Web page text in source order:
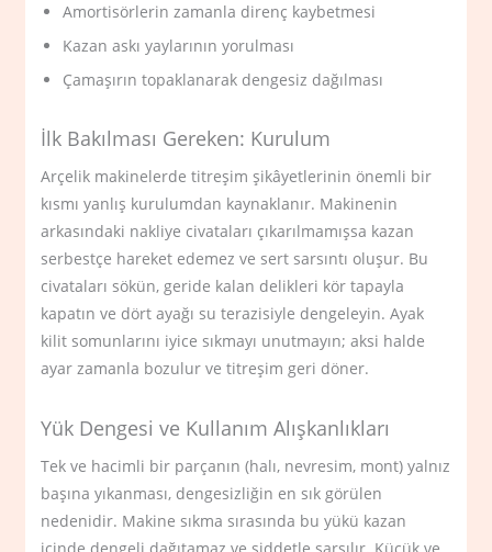
Amortisörlerin zamanla direnç kaybetmesi
Kazan askı yaylarının yorulması
Çamaşırın topaklanarak dengesiz dağılması
İlk Bakılması Gereken: Kurulum
Arçelik makinelerde titreşim şikâyetlerinin önemli bir
kısmı yanlış kurulumdan kaynaklanır. Makinenin
arkasındaki nakliye civataları çıkarılmamışsa kazan
serbestçe hareket edemez ve sert sarsıntı oluşur. Bu
civataları sökün, geride kalan delikleri kör tapayla
kapatın ve dört ayağı su terazisiyle dengeleyin. Ayak
kilit somunlarını iyice sıkmayı unutmayın; aksi halde
ayar zamanla bozulur ve titreşim geri döner.
Yük Dengesi ve Kullanım Alışkanlıkları
Tek ve hacimli bir parçanın (halı, nevresim, mont) yalnız
başına yıkanması, dengesizliğin en sık görülen
nedenidir. Makine sıkma sırasında bu yükü kazan